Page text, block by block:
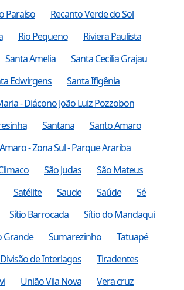
Paraíso
Recanto Verde do Sol
Rio Pequeno
Riviera Paulista
Santa Amelia
Santa Cecilia Grajau
Edwirgens
Santa Ifigênia
- Diácono João Luiz Pozzobon
Santana
Santo Amaro
- Zona Sul - Parque Arariba
São Judas
São Mateus
Satélite Saude Saúde
Sé
Sítio Barrocada
Sítio do Mandaqui
Grande
Sumarezinho
Tatuapé
de Interlagos
Tiradentes
União Vila Nova
Vera cruz